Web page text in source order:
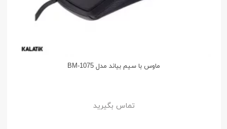
ماوس با سیم بیاند مدل BM-1075
تماس بگیرید